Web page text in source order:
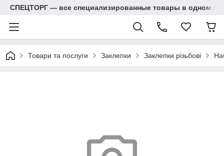
СПЕЦТОРГ — все специализированные товары в одном
Товари та послуги Заклепки Заклепки різьбові